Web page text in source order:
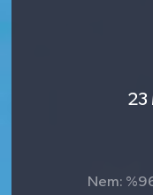
23
Nem: